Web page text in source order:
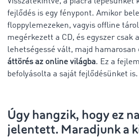
fejlődés is egy fénypont. Amikor
floppylemezeken, vagyis offline
megérkezett a CD, és egyszer csak
lehetségessé vált, majd hamarosan
áttörés az online világba. Ez a
befolyásolta a saját fejlődésünket is.
Úgy hangzik, hogy ez
jelentett. Maradjunk a